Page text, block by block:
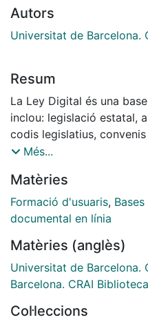
Autors
Universitat de Barcelona.
Resum
La Ley Digital és una
inclou: legislació estatal,
codis legislatius,
jurisprudència,
General de Tributos,
i formularis.
Més...
Matèries
Formació d'usuaris,
documental en línia
Matèries (anglès)
Universitat de Barcelona.
Barcelona. CRAI
Col·leccions